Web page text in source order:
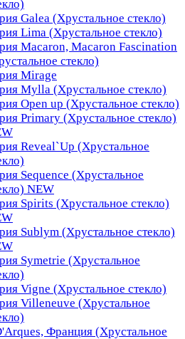
Galea (Хрустальное стекло)
Lima (Хрустальное стекло)
Macaron, Macaron Fascination
стекло)
Mirage
Mylla (Хрустальное стекло)
Open up (Хрустальное стекло)
Primary (Хрустальное стекло)
Reveal`Up (Хрустальное
Sequence (Хрустальное
NEW
Spirits (Хрустальное стекло)
Sublym (Хрустальное стекло)
Symetrie (Хрустальное
Vigne (Хрустальное стекло)
Villeneuve (Хрустальное
Франция (Хрустальное